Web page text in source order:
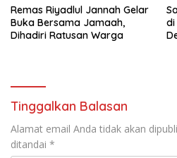
Remas Riyadlul Jannah Gelar
Buka Bersama Jamaah,
Dihadiri Ratusan Warga
di
Tinggalkan Balasan
Alamat email Anda tidak akan
ditandai *